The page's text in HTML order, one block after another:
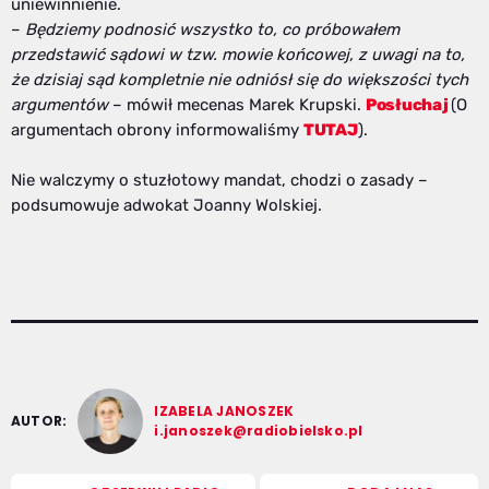
uniewinnienie.
– Będziemy podnosić wszystko to, co próbowałem
przedstawić sądowi w tzw. mowie końcowej, z uwagi na to,
że dzisiaj sąd kompletnie nie odniósł się do większości tych
argumentów– mówił mecenas Marek Krupski. Posłuchaj(O
argumentach obrony informowaliśmy TUTAJ).
Nie walczymy o stuzłotowy mandat, chodzi o zasady –
podsumowuje adwokat Joanny Wolskiej.
AUTOR:
IZABELA JANOSZEK
i.janoszek@radiobielsko.pl